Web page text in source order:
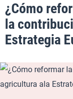
¿Cómo
la
Estrategia